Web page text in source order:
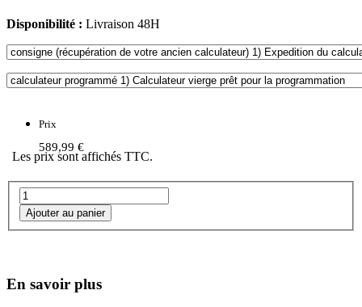
Disponibilité : Livraison 48H
Prix
589,99 €
Les prix sont affichés TTC.
En savoir plus